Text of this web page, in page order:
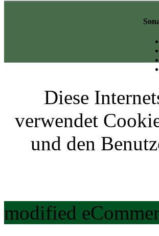
Diese
verwendet
und den
modified